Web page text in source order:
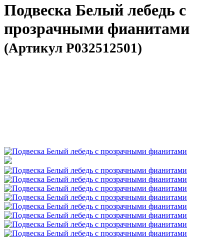
Подвеска Белый лебедь с
прозрачными фианитами
(Артикул P032512501)